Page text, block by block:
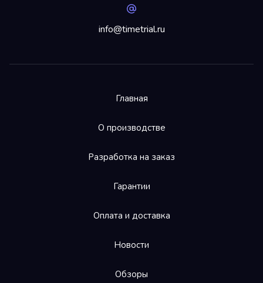
info@timetrial.ru
Главная
О производстве
Разработка на заказ
Гарантии
Оплата и доставка
Новости
Обзоры